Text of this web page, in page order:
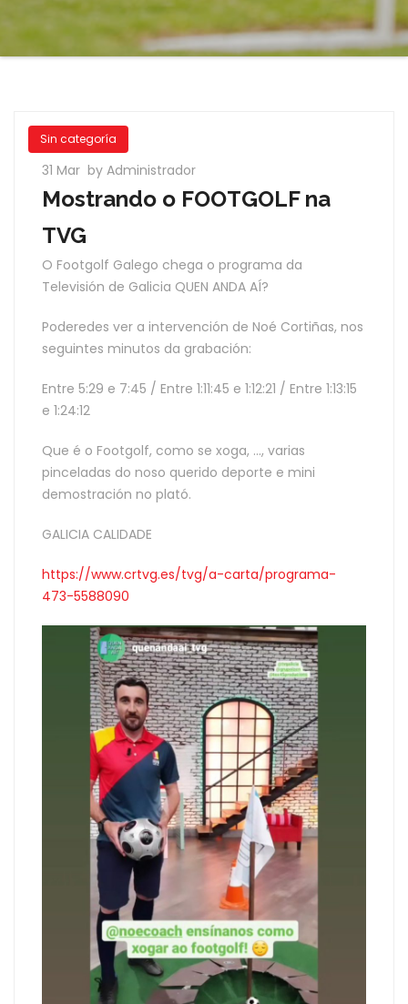
Sin categoría
31 Mar by Administrador
Mostrando o FOOTGOLF na
TVG
O Footgolf Galego chega o programa da
Televisión de Galicia QUEN ANDA AÍ?
Poderedes ver a intervención de Noé Cortiñas, nos
seguintes minutos da grabación:
Entre 5:29 e 7:45 / Entre 1:11:45 e 1:12:21 / Entre 1:13:15
e 1:24:12
Que é o Footgolf, como se xoga, …, varias
pinceladas do noso querido deporte e mini
demostración no plató.
GALICIA CALIDADE
https://www.crtvg.es/tvg/a-carta/programa-
473-5588090